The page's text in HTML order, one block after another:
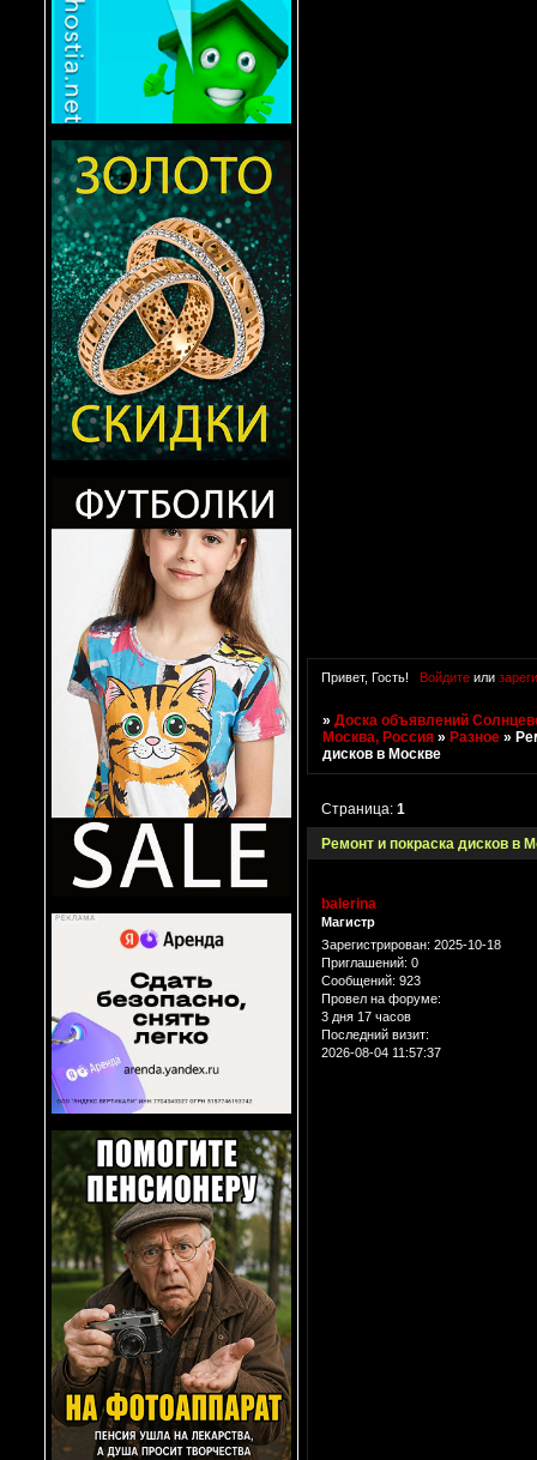
Привет, Гость! Войдитеили
»Доска объявлений
Москва, Россия »Разное »
дисков в Москве
Ремонт и покраска дисков в
Страница:1
balerina
Магистр
Зарегистрирован: 2025-10-18
Приглашений: 0
Сообщений: 923
Провел на форуме:
3 дня 17 часов
Последний визит:
2026-08-04 11:57:37